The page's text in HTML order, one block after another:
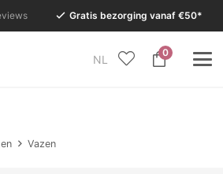
Gratis bezorging vanaf €50*
NL
0
is onze Conceptstore
Vazen